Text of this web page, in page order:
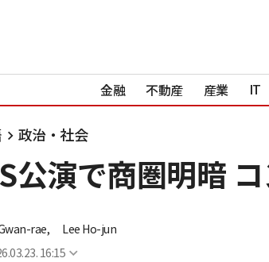
金融 不動産 産業 IT
政治・社会
公演で商圏明暗
rae,
Lee Ho-jun
16:15